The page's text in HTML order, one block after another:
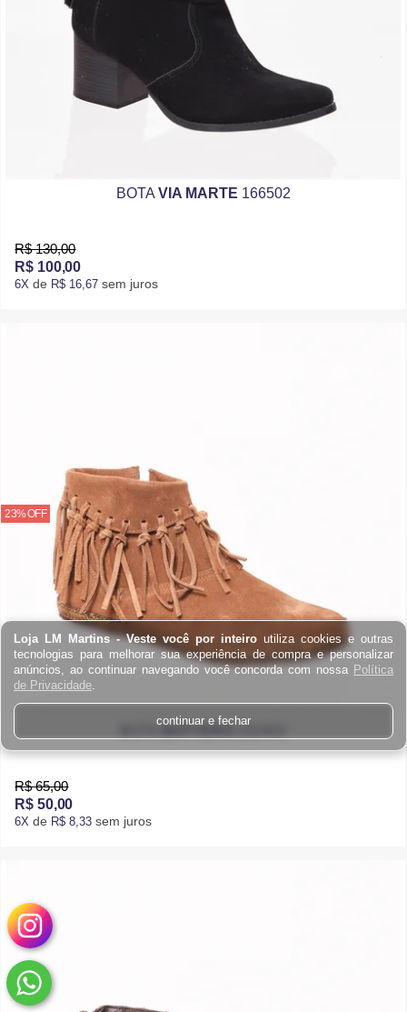
Loja LM Martins - Veste você por inteiro utiliza cookies e outras
tecnologias para melhorar sua experiência de compra e personalizar
anúncios, ao continuar navegando você concorda com nossa Política
de Privacidade.
continuar e fechar
BOTA VIA MARTE 166502
R$ 130,00
R$ 100,00
6X de R$ 16,67 sem juros
23% OFF
R$ 65,00
R$ 50,00
6X de R$ 8,33 sem juros